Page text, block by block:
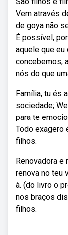
Vem através
de goya não
É possível,
aquele que eu
concebemos,
nós do que
Família, tu és
sociedade;
para te
Todo exagero
filhos.
Renovadora e
renova no teu
à. (do livro o
nos braços
filhos.